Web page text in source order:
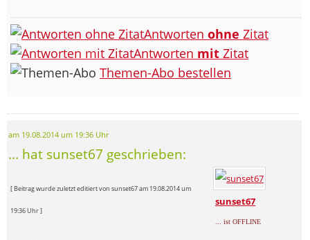
Antworten ohne Zitat
Antworten mit Zitat
Themen-Abo bestellen
am 19.08.2014 um 19:36 Uhr
... hat sunset67 geschrieben:
sunset67
... ist OFFLINE
[ Beitrag wurde zuletzt editiert von sunset67 am 19.08.2014 um
19:36 Uhr ]